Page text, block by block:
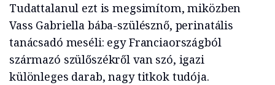
Tudattalanul ezt is megsimítom, miközben
Vass Gabriella bába-szülésznő, perinatális
tanácsadó meséli: egy Franciaországból
származó szülőszékről van szó, igazi
különleges darab, nagy titkok tudója.